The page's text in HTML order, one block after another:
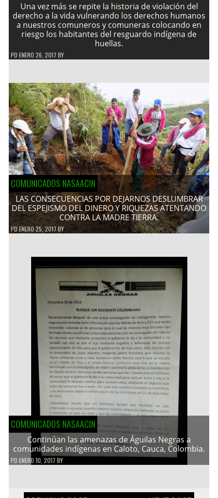
Una vez más se repite la historia de violación del
derecho a la vida vulnerando los derechos humanos
a nuestros comuneros y comuneras colocando en
riesgo los habitantes del resguardo indígena de
huellas.
PD ENERO 26, 2017 BY
COMUNICADOS NASAACIN
LAS CONSECUENCIAS POR DEJARNOS DESLUMBRAR
DEL ESPEJISMO DEL DINERO Y RIQUEZAS ATENTANDO
CONTRA LA MADRE TIERRA.
PDENERO 25, 2017BY
COMUNICADOS NASAACIN
Continúan las amenazas de Águilas Negras a
comunidades indígenas en Caloto, Cauca, Colombia.
PD ENERO 10, 2017 BY